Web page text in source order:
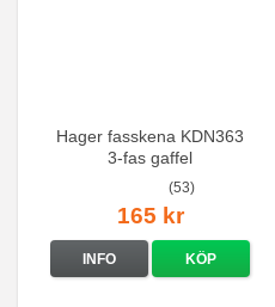
Hager fasskena KDN363
3-fas gaffel
(53)
165 kr
INFO KÖP